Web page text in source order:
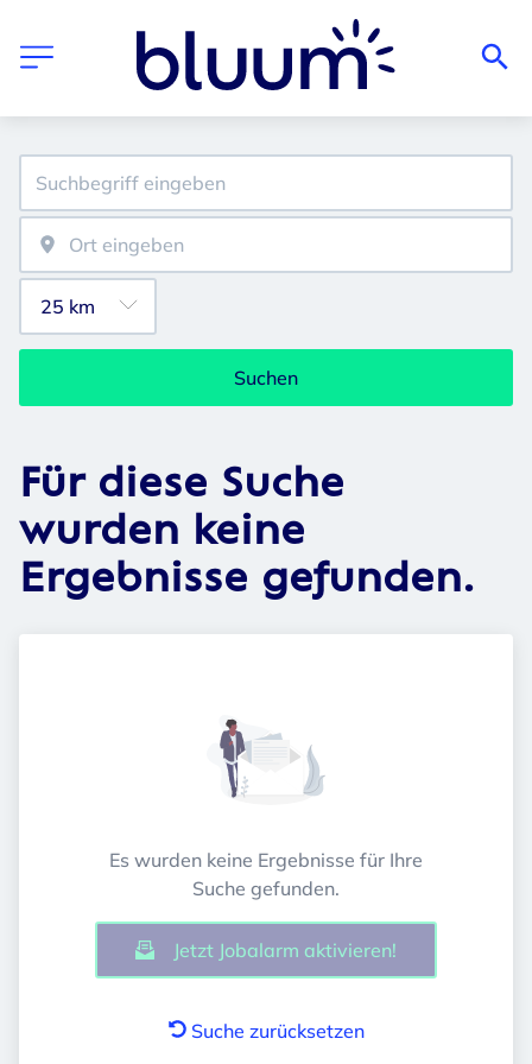
Suchen
Für diese Suche
wurden keine
Ergebnisse gefunden.
Es wurden keine Ergebnisse für Ihre
Suche gefunden.
Jetzt Jobalarm aktivieren!
Suche zurücksetzen